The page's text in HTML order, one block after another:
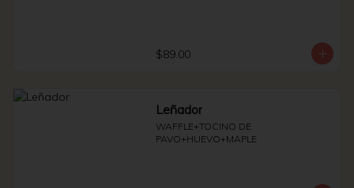
$89.00
Leñador
WAFFLE+TOCINO DE
PAVO+HUEVO+MAPLE